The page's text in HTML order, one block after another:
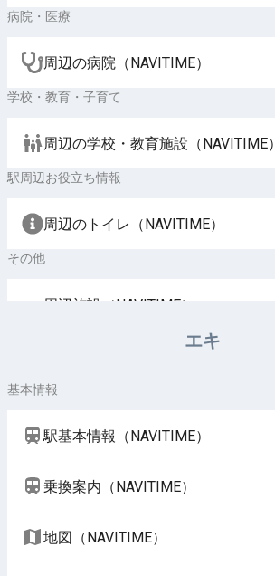
病院・医療
周辺の病院（NAVITIME）
学校・教育・子育て
周辺の学校・教育施設（NAVITIME）
駅周辺お役立ち情報
周辺のトイレ（NAVITIME）
その他
周辺施設（NAVITIME）
エキ
基本情報
駅基本情報（NAVITIME）
乗換案内（NAVITIME）
地図（NAVITIME）